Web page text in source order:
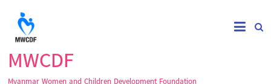
MWCDF